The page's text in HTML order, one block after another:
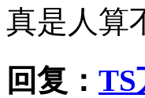
真是人算
回复： TS